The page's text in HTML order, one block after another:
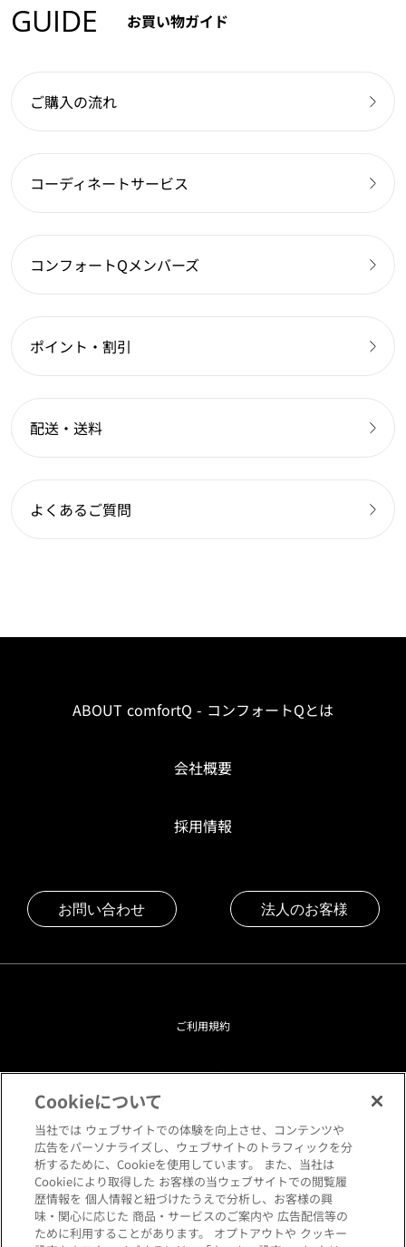
GUIDE お買い物ガイド
ご購入の流れ
コーディネートサービス
コンフォートQメンバーズ
ポイント・割引
配送・送料
よくあるご質問
ABOUT comfortQ - コンフォートQとは
会社概要
採用情報
お問い合わせ 法人のお客様
ご利用規約
プライバシーポリシー
クッキーポリシー
閲覧環境について
サイトマップ
Cookieについて
当社では ウェブサイトでの体験を向上させ、コンテンツや
広告をパーソナライズし、ウェブサイトのトラフィックを分
析するために、Cookieを使用しています。 また、当社は
Cookieにより取得した お客様の当ウェブサイトでの閲覧履
歴情報を 個人情報と紐づけたうえで分析し、お客様の興
味・関心に応じた 商品・サービスのご案内や 広告配信等の
ために利用することがあります。 オプトアウトや クッキー